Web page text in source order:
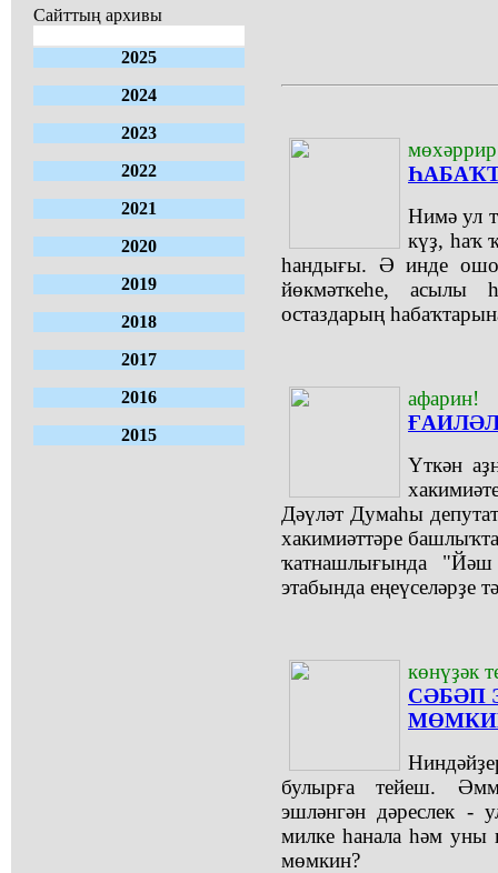
Сайттың архивы
2025
2024
2023
2022
2021
2020
2019
2018
2017
2016
2015
Нимә ул
күҙ, һаҡ
һандығы. Ә инде
йөкмәткеһе, асылы
остаздарың
афарин!
Үткән
Дәүләт Думаһы
хакимиәттәре
ҡатнашлығында "Йәш
этабында еңеүселәрҙе
көнүҙәк
СӘБӘП
булырға тейеш.
эшләнгән дәреслек -
милке һанала һәм уны
мөмкин?